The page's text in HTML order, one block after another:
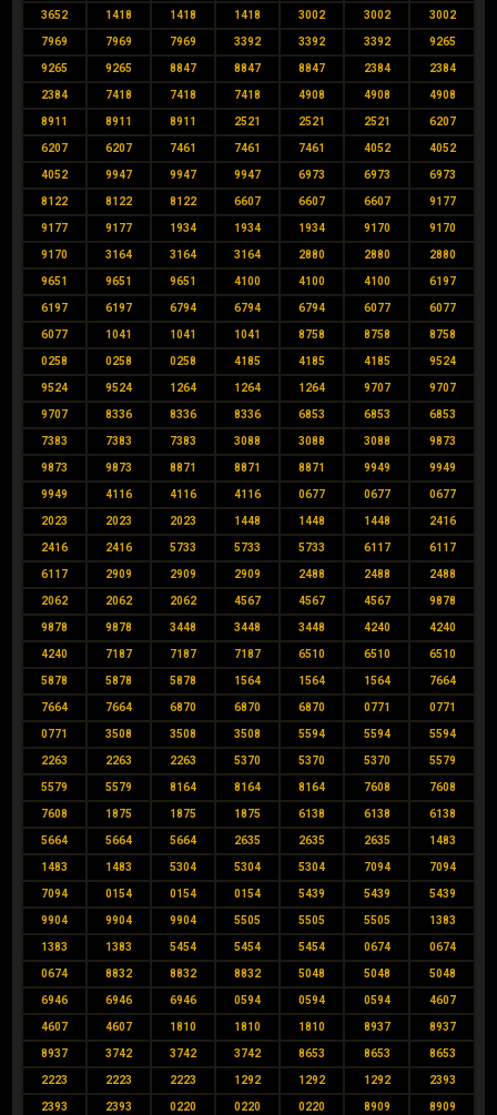
3652 1418 1418 1418 3002 3002 3002
7969 7969 7969 3392 3392 3392 9265
9265 9265 8847 8847 8847 2384 2384
2384 7418 7418 7418 4908 4908 4908
8911 8911 8911 2521 2521 2521 6207
6207 6207 7461 7461 7461 4052 4052
4052 9947 9947 9947 6973 6973 6973
8122 8122 8122 6607 6607 6607 9177
9177 9177 1934 1934 1934 9170 9170
9170 3164 3164 3164 2880 2880 2880
9651 9651 9651 4100 4100 4100 6197
6197 6197 6794 6794 6794 6077 6077
6077 1041 1041 1041 8758 8758 8758
0258 0258 0258 4185 4185 4185 9524
9524 9524 1264 1264 1264 9707 9707
9707 8336 8336 8336 6853 6853 6853
7383 7383 7383 3088 3088 3088 9873
9873 9873 8871 8871 8871 9949 9949
9949 4116 4116 4116 0677 0677 0677
2023 2023 2023 1448 1448 1448 2416
2416 2416 5733 5733 5733 6117 6117
6117 2909 2909 2909 2488 2488 2488
2062 2062 2062 4567 4567 4567 9878
9878 9878 3448 3448 3448 4240 4240
4240 7187 7187 7187 6510 6510 6510
5878 5878 5878 1564 1564 1564 7664
7664 7664 6870 6870 6870 0771 0771
0771 3508 3508 3508 5594 5594 5594
2263 2263 2263 5370 5370 5370 5579
5579 5579 8164 8164 8164 7608 7608
7608 1875 1875 1875 6138 6138 6138
5664 5664 5664 2635 2635 2635 1483
1483 1483 5304 5304 5304 7094 7094
7094 0154 0154 0154 5439 5439 5439
9904 9904 9904 5505 5505 5505 1383
1383 1383 5454 5454 5454 0674 0674
0674 8832 8832 8832 5048 5048 5048
6946 6946 6946 0594 0594 0594 4607
4607 4607 1810 1810 1810 8937 8937
8937 3742 3742 3742 8653 8653 8653
2223 2223 2223 1292 1292 1292 2393
2393 2393 0220 0220 0220 8909 8909